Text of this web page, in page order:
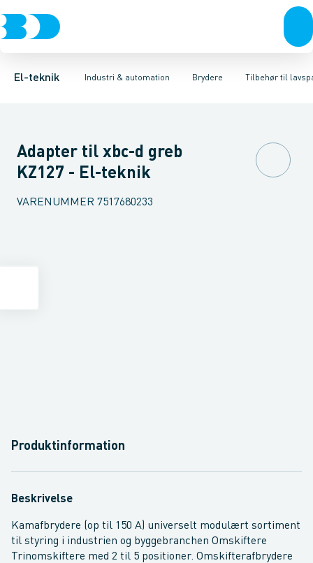
El-teknik Industri & automation
Afbrydere, stikkontakter & lampeudtagForgreningsmateriel
Brydere
Industristiksystemer Frekvensomformere og softstartere
Tilbehør til
Motorbetjening for effektafbryder Ombygningssæt til
Adapter til xbc-d greb
KZ127 - El-teknik
VARENUMMER 7517680233
Produktinformation
Beskrivelse
Kamafbrydere (op til 150 A) universelt modulært sortiment
til styring i industrien og byggebranchen Omskiftere
Trinomskiftere med 2 til 5 positioner. Omskifterafbrydere